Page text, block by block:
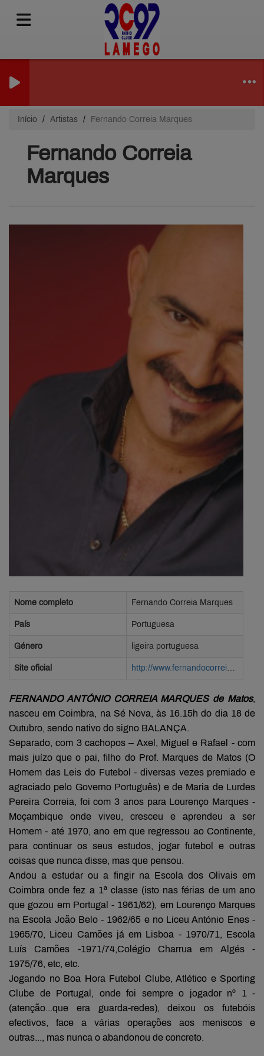
Início Artistas Fernando Correia Marques
Fernando Correia
Marques
Nome completo Fernando Correia Marques
País Portuguesa
Género ligeira portuguesa
Site oficial http://www.fernandocorreiamarques.pt/
FERNANDO ANTÓNIO CORREIA MARQUES de Matos,
nasceu em Coimbra, na Sé Nova, às 16.15h do dia 18 de
Outubro, sendo nativo do signo BALANÇA.
Separado, com 3 cachopos – Axel, Miguel e Rafael - com
mais juízo que o pai, filho do Prof. Marques de Matos (O
Homem das Leis do Futebol - diversas vezes premiado e
agraciado pelo Governo Português) e de Maria de Lurdes
Pereira Correia, foi com 3 anos para Lourenço Marques -
Moçambique onde viveu, cresceu e aprendeu a ser
Homem - até 1970, ano em que regressou ao Continente,
para continuar os seus estudos, jogar futebol e outras
coisas que nunca disse, mas que pensou.
Andou a estudar ou a fingir na Escola dos Olivais em
Coimbra onde fez a 1ª classe (isto nas férias de um ano
que gozou em Portugal - 1961/62), em Lourenço Marques
na Escola João Belo - 1962/65 e no Liceu António Enes -
1965/70, Liceu Camões já em Lisboa - 1970/71, Escola
Luís Camões -1971/74,Colégio Charrua em Algés -
1975/76, etc, etc.
Jogando no Boa Hora Futebol Clube, Atlético e Sporting
Clube de Portugal, onde foi sempre o jogador nº 1 -
(atenção...que era guarda-redes), deixou os futebóis
efectivos, face a várias operações aos meniscos e
outras..., mas nunca o abandonou de concreto.